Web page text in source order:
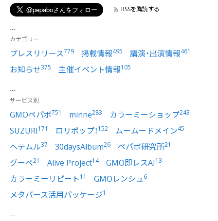
RSSを購読する
カテゴリー
プレスリリース779 掲載情報495 講演・出演情報461
お知らせ375 主催イベント情報105
サービス別
GMOペパボ751 minne283 カラーミーショップ243
SUZURI171 ロリポップ！152 ムームードメイン45
ヘテムル37 30daysAlbum26 ペパボ研究所21
グーぺ21 Alive Project14 GMO即レスAI13
カラーミーリピート11 GMOレンシュ6
メタバース活用パッケージ1